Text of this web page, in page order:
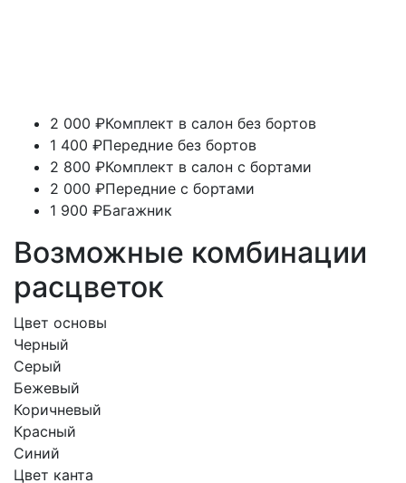
2 000 ₽Комплект в салон без бортов
1 400 ₽Передние без бортов
2 800 ₽Комплект в салон с бортами
2 000 ₽Передние с бортами
1 900 ₽Багажник
Возможные комбинации
расцветок
Цвет основы
Черный
Серый
Бежевый
Коричневый
Красный
Синий
Цвет канта